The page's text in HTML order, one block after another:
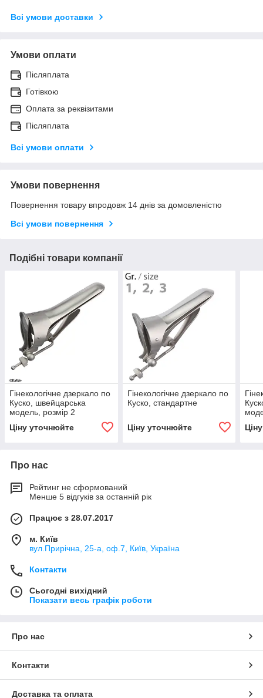
Всі умови доставки
Умови оплати
Післяплата
Готівкою
Оплата за реквізитами
Післяплата
Всі умови оплати
Умови повернення
Повернення товару впродовж 14 днів за домовленістю
Всі умови повернення
Подібні товари компанії
Гінекологічне дзеркало по
Куско, швейцарська
модель, розмір 2
Ціну уточнюйте
Гінекологічне дзеркало по
Куско, стандартне
Ціну уточнюйте
Про нас
Рейтинг не сформований
Менше 5 відгуків за останній рік
Працює з 28.07.2017
м. Київ
вул.Прирічна, 25-а, оф.7, Київ, Україна
Контакти
Сьогодні вихідний
Показати весь графік роботи
Про нас
Контакти
Доставка та оплата